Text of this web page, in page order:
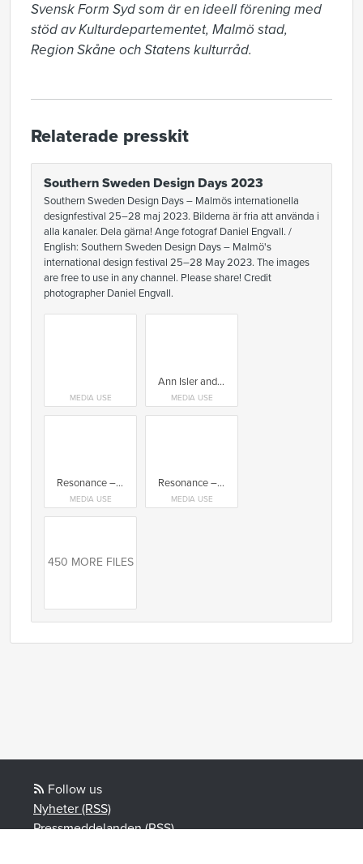
Svensk Form Syd som är en ideell förening med
stöd av Kulturdepartementet, Malmö stad,
Region Skåne och Statens kulturråd.
Relaterade presskit
Southern Sweden Design Days 2023
Southern Sweden Design Days – Malmös internationella
designfestival 25–28 maj 2023. Bilderna är fria att använda i
alla kanaler. Dela gärna! Ange fotograf Daniel Engvall. /
English: Southern Sweden Design Days – Malmö's
international design festival 25–28 May 2023. The images
are free to use in any channel. Please share! Credit
photographer Daniel Engvall.
MEDIA USE
Ann Isler and Terese Alstin, Form/Design Center
MEDIA USE
Resonance – Konsthantverkscentrum. Chair by Jögge Sundqvist
MEDIA USE
Resonance – Konsthantverkscentrum. Work by Laura Blake
MEDIA USE
450 MORE FILES
Follow us
Nyheter (RSS)
Pressmeddelanden (RSS)